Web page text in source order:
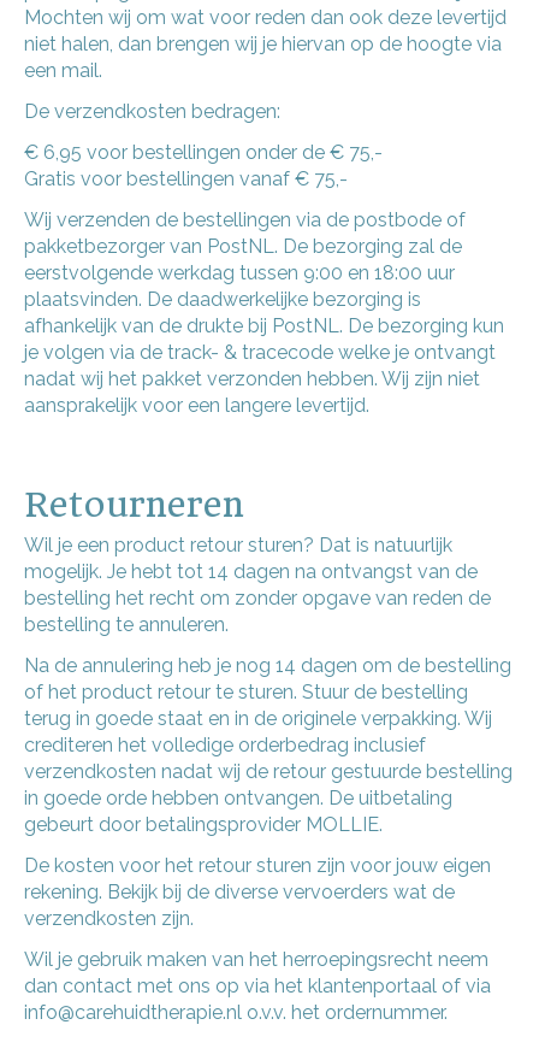
Mochten wij om wat voor reden dan ook deze levertijd
niet halen, dan brengen wij je hiervan op de hoogte via
een mail.
De verzendkosten bedragen:
€ 6,95 voor bestellingen onder de € 75,-
Gratis voor bestellingen vanaf € 75,-
Wij verzenden de bestellingen via de postbode of
pakketbezorger van PostNL. De bezorging zal de
eerstvolgende werkdag tussen 9:00 en 18:00 uur
plaatsvinden. De daadwerkelijke bezorging is
afhankelijk van de drukte bij PostNL. De bezorging kun
je volgen via de track- & tracecode welke je ontvangt
nadat wij het pakket verzonden hebben. Wij zijn niet
aansprakelijk voor een langere levertijd.
Retourneren
Wil je een product retour sturen? Dat is natuurlijk
mogelijk. Je hebt tot 14 dagen na ontvangst van de
bestelling het recht om zonder opgave van reden de
bestelling te annuleren.
Na de annulering heb je nog 14 dagen om de bestelling
of het product retour te sturen. Stuur de bestelling
terug in goede staat en in de originele verpakking. Wij
crediteren het volledige orderbedrag inclusief
verzendkosten nadat wij de retour gestuurde bestelling
in goede orde hebben ontvangen. De uitbetaling
gebeurt door betalingsprovider MOLLIE.
De kosten voor het retour sturen zijn voor jouw eigen
rekening. Bekijk bij de diverse vervoerders wat de
verzendkosten zijn.
Wil je gebruik maken van het herroepingsrecht neem
dan contact met ons op via het klantenportaal of via
info@carehuidtherapie.nl o.v.v. het ordernummer.